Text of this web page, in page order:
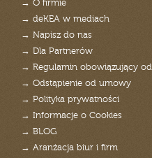
→ O firmie
→ deKEA w mediach
→ Napisz do nas
→ Dla Partnerów
→ Regulamin obowiązujący od
→ Odstąpienie od umowy
→ Polityka prywatności
→ Informacje o Cookies
→ BLOG
→ Aranżacja biur i firm